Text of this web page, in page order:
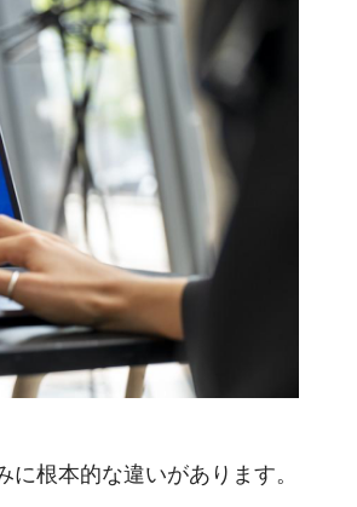
根本的な違いがあります。